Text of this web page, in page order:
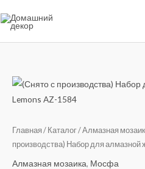
к
Главная / Каталог/Алмазная
производства) Набор для алмазной
Алмазная мозаика, Мосфа
Количество
товара
с
производства)
Набор